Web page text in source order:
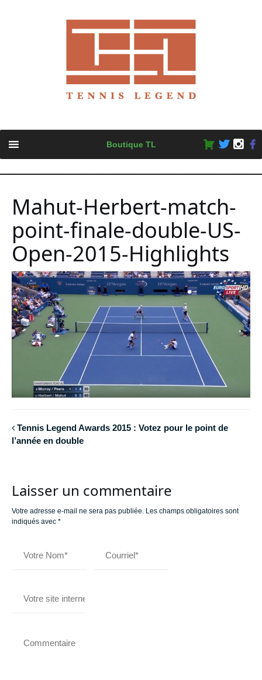
content
Boutique TL
Mahut-Herbert-match-
point-finale-double-US-
Open-2015-Highlights
Tennis Legend Awards 2015 : Votez pour le point de
l’année en double
Laisser un commentaire
Votre adresse e-mail ne sera pas publiée. Les champs obligatoires sont
indiqués avec *